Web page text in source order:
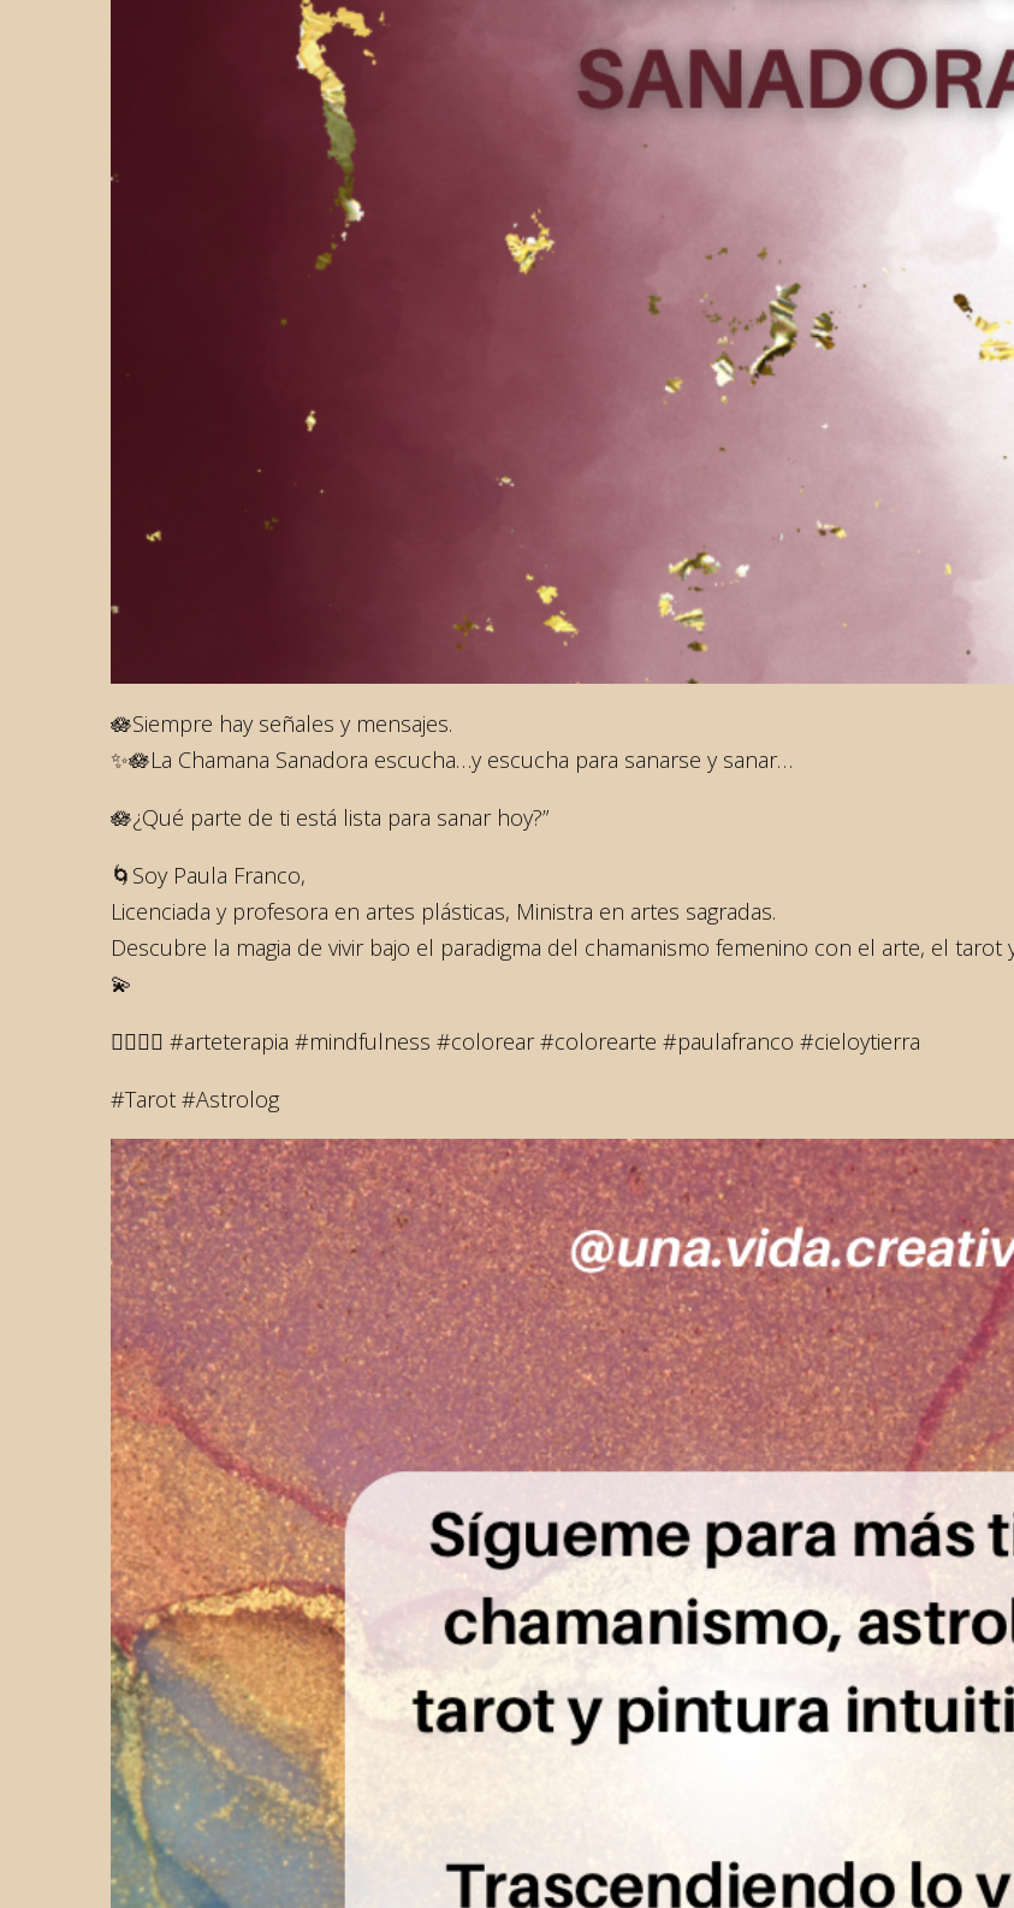
🪷Siempre hay señales y mensajes.
✨🪷La Chamana Sanadora escucha…y escucha para sanarse y sanar…
🪷¿Qué parte de ti está lista para sanar hoy?”
🌀Soy Paula Franco,
Licenciada y profesora en artes plásticas, Ministra en artes sagradas.
Descubre la magia de vivir bajo el paradigma del chamanismo femenino con el arte, el
💫
💆‍♂️💆‍♀️ #arteterapia #mindfulness #colorear #colorearte #paulafranco #cieloytierra
#Tarot #Astrolog